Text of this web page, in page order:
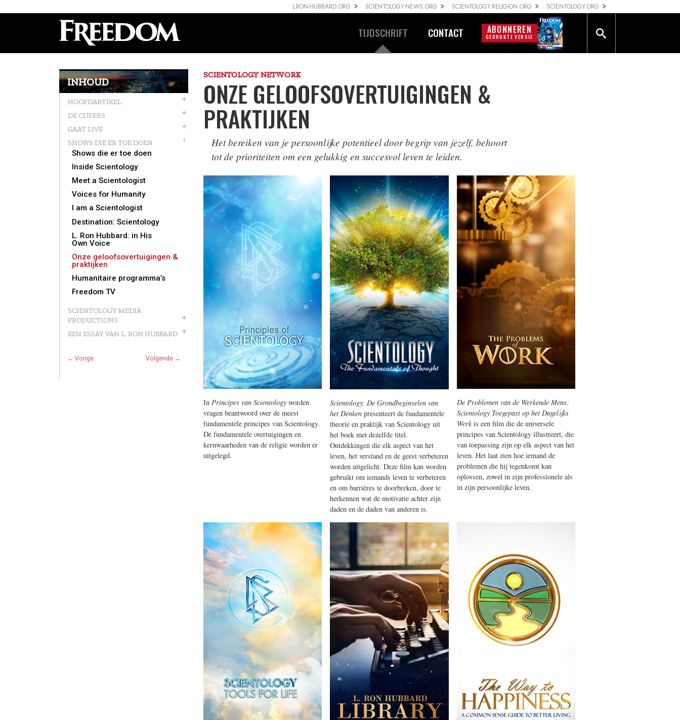
L RON HUBBARD.ORG SCIENTOLOGY NEWS.ORG SCIENTOLOGY RELIGION.ORG SCIENTOLOGY.ORG
TIJDSCHRIFT CONTACT ABONNEREN
GEDRUKTE VERSIE
INHOUD
HOOFDARTIKEL
DE CIJFERS
GAAT LIVE
SHOWS DIE ER TOE DOEN
Shows die er toe doen
Inside Scientology
Meet a Scientologist
Voices for Humanity
I am a Scientologist
Destination: Scientology
L. Ron Hubbard: in His
Own Voice
Onze geloofs­overtuigingen &
praktijken
Humanitaire programma’s
Freedom TV
SCIENTOLOGY MEDIA
PRODUCTIONS
EEN ESSAY VAN L. RON HUBBARD
← Vorige Volgende →
SCIENTOLOGY NETWORK
ONZE GELOOFS­OVERTUIGINGEN &
PRAKTIJKEN
Het bereiken van je persoonlijke potentieel door begrip van jezelf, behoort
tot de prioriteiten om een gelukkig en succesvol leven te leiden.
In Principes van Scientology worden
vragen beantwoord over de meest
fundamentele principes van Scientology.
De fundamentele overtuigingen en
kernwaarheden van de religie worden er
uitgelegd.
Scientology: De Grondbeginselen van
het Denken presenteert de fundamentele
theorie en praktijk van Scientology uit
het boek met dezelfde titel.
Ontdekkingen die elk aspect van het
leven, het verstand en de geest verbeteren
worden uitgelicht. Deze film kan worden
gebruikt om iemands leven te verbeteren
en om barrières te doorbreken, door te
herkennen wat de motivatie achter zijn
daden en de daden van anderen is.
De Problemen van de Werkende Mens:
Scientology Toegepast op het Dagelijks
Werkis een film die de universele
principes van Scientology illustreert, die
van toepassing zijn op elk aspect van het
leven. Het laat zien hoe iemand de
problemen die hij tegenkomt kan
oplossen, zowel in zijn professionele als
in zijn persoonlijke leven.